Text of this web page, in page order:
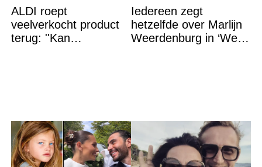
ALDI roept
veelverkocht product
terug: ''Kan
Iedereen zegt
hetzelfde over Marlijn
Weerdenburg in ‘We